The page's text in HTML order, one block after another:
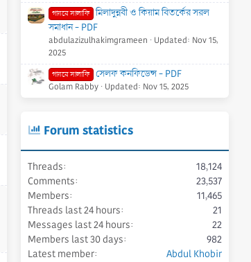
গায়রে সালাফি মিলাদুন্নবী ও কিয়াম বিতর্কের সরল
সমাধান - PDF
abdulazizulhakimgrameen Updated: Nov 15,
2025
গায়রে সালাফি সেলফ কনফিডেন্স - PDF
Golam Rabby Updated: Nov 15, 2025
Forum statistics
Threads
18,124
Comments
23,537
Members
11,465
Threads last 24 hours
21
Messages last 24 hours
22
Members last 30 days
982
Latest member
Abdul Khobir